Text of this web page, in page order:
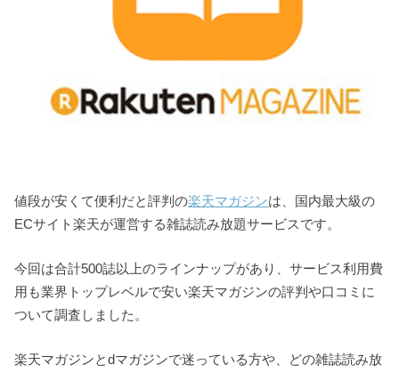
値段が安くて便利だと評判の楽天マガジンは、国内最大級の
ECサイト楽天が運営する雑誌読み放題サービスです。
今回は合計500誌以上のラインナップがあり、サービス利用費
用も業界トップレベルで安い楽天マガジンの評判や口コミに
ついて調査しました。
楽天マガジンとdマガジンで迷っている方や、どの雑誌読み放